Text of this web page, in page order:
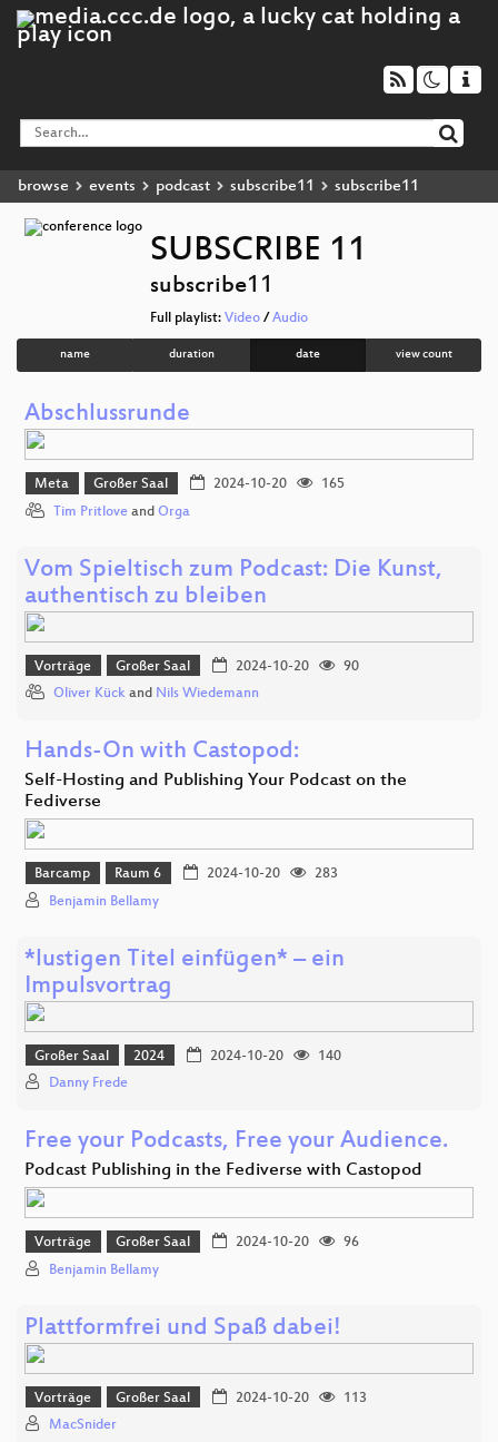
browse events podcast subscribe11 subscribe11
SUBSCRIBE 11
subscribe11
Full playlist: Video / Audio
name duration date view count
Abschlussrunde
Meta Großer Saal 2024-10-20
165
Tim Pritlove and Orga
Vom Spieltisch zum Podcast: Die Kunst,
authentisch zu bleiben
Vorträge Großer Saal 2024-10-20
90
Oliver Kück and Nils Wiedemann
Hands-On with Castopod:
Self-Hosting and Publishing Your Podcast on the
Fediverse
Barcamp Raum 6 2024-10-20
283
Benjamin Bellamy
*lustigen Titel einfügen* – ein
Impulsvortrag
Großer Saal 2024 2024-10-20
140
Danny Frede
Free your Podcasts, Free your Audience.
Podcast Publishing in the Fediverse with Castopod
Vorträge Großer Saal 2024-10-20
96
Benjamin Bellamy
Plattformfrei und Spaß dabei!
Vorträge Großer Saal 2024-10-20
113
MacSnider